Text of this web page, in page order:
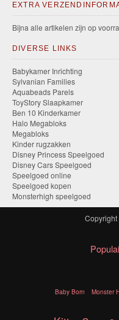
EXTRA
Bijna alle artikelen zijn op
DIVERSE LINKS
Babykamer Inrichting
Sylvanian Families
Aquabeads Parels
ToyStory Slaapkamer
Ben 10 Kinderkamer
Halo Megabloks
Megabloks
Kinder rugzakken
Disney Princess Speelgoed
Disney Cars Speelgoed
Speelgoed online
Speelgoed kopen
Monsterhigh speelgoed
Baby Born Monster